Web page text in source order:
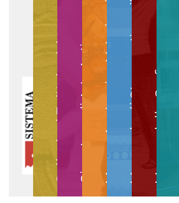
Collezioni EgittologicheGipsoteca di Arte AnticaMuseo Anatomico VeterinarioMuseo degli Strumenti per il CalcoloMuseo della Grafica